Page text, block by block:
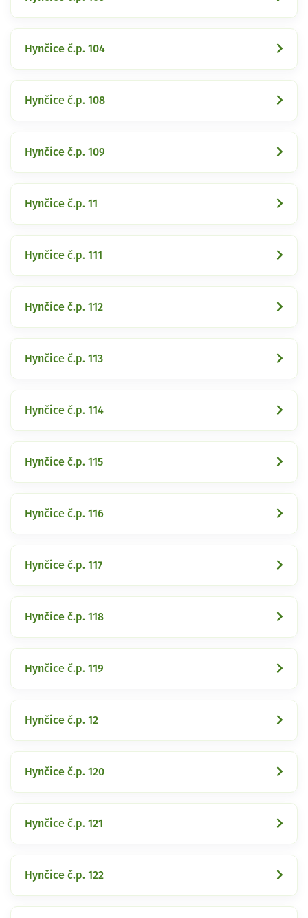
Hynčice č.p. 104
Hynčice č.p. 108
Hynčice č.p. 109
Hynčice č.p. 11
Hynčice č.p. 111
Hynčice č.p. 112
Hynčice č.p. 113
Hynčice č.p. 114
Hynčice č.p. 115
Hynčice č.p. 116
Hynčice č.p. 117
Hynčice č.p. 118
Hynčice č.p. 119
Hynčice č.p. 12
Hynčice č.p. 120
Hynčice č.p. 121
Hynčice č.p. 122